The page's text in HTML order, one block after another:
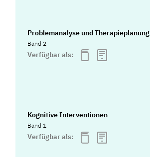
Problemanalyse und Therapieplanung
Band 2
Verfügbar als:
Kognitive Interventionen
Band 1
Verfügbar als: